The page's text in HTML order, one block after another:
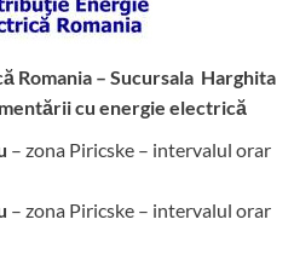
Romania – Sucursala Harghita
cu energie electrică
– zona Piricske – intervalul orar
– zona Piricske – intervalul orar